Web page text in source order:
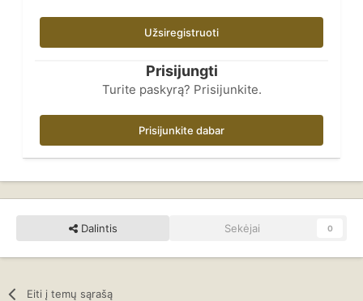
Užsiregistruoti
Prisijungti
Turite paskyrą? Prisijunkite.
Prisijunkite dabar
Dalintis Sekėjai 0
Eiti į temų sąrašą